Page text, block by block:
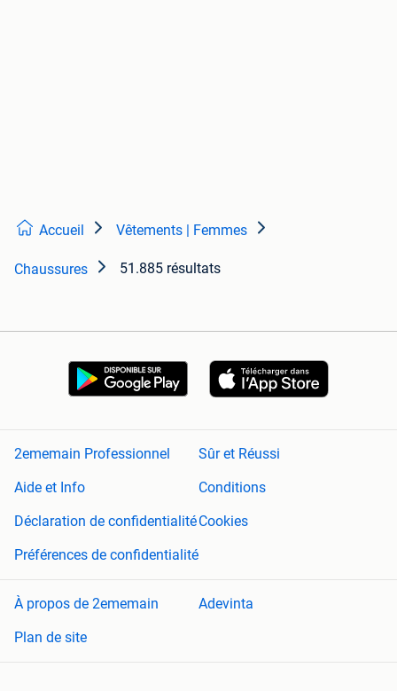
Accueil Vêtements | Femmes
Chaussures 51.885 résultats
2ememain Professionnel
Sûr et Réussi
Aide et Info
Conditions
Déclaration de confidentialitéCookies
Préférences de confidentialité
À propos de 2ememain
Adevinta
Plan de site